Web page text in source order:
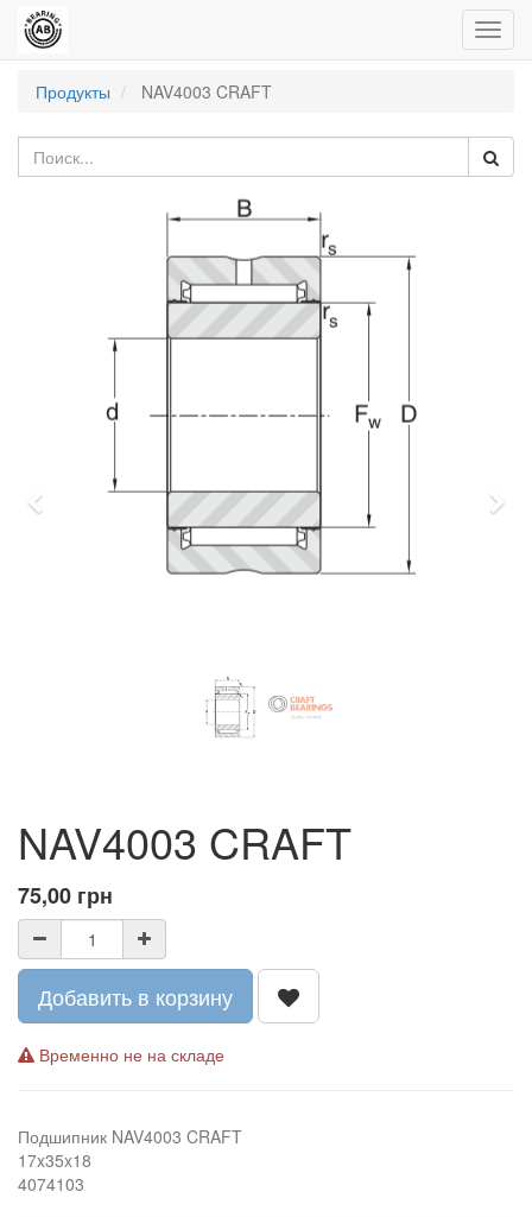
Продукты
NAV4003 CRAFT
NAV4003 CRAFT
75,00 грн
Добавить в корзину
Временно не на складе
Подшипник NAV4003 CRAFT
17x35x18
4074103